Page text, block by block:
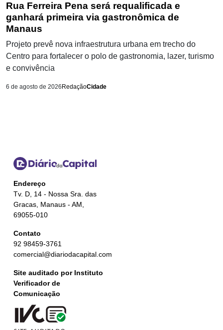
Rua Ferreira Pena será requalificada e
ganhará primeira via gastronômica de
Manaus
Projeto prevê nova infraestrutura urbana em trecho do
Centro para fortalecer o polo de gastronomia, lazer, turismo
e convivência
6 de agosto de 2026 RedaçãoCidade
Endereço
Tv. D, 14 - Nossa Sra. das
Gracas, Manaus - AM,
69055-010
Contato
92 98459-3761
comercial@diariodacapital.com
Site auditado por Instituto
Verificador de
Comunicação